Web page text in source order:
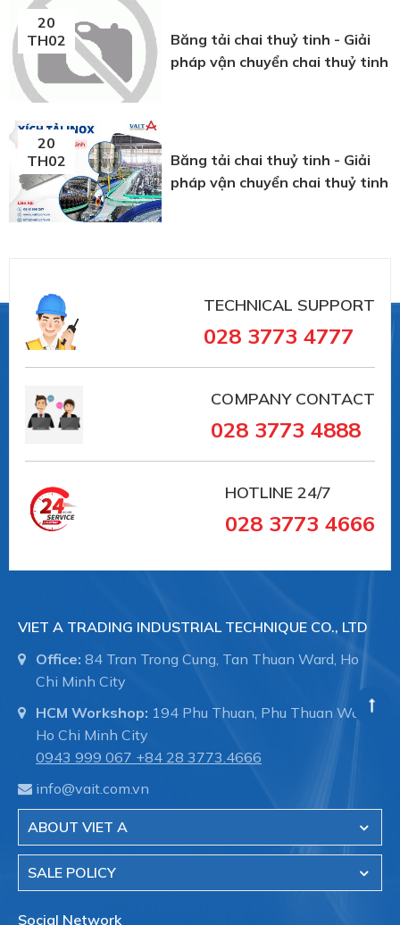
20
TH02
Băng tải chai thuỷ tinh - Giải
pháp vận chuyển chai thuỷ tinh
20
TH02
Băng tải chai thuỷ tinh - Giải
pháp vận chuyển chai thuỷ tinh
TECHNICAL SUPPORT
028 3773 4777
COMPANY CONTACT
028 3773 4888
HOTLINE 24/7
028 3773 4666
VIET A TRADING INDUSTRIAL TECHNIQUE CO., LTD
Office: 84 Tran Trong Cung, Tan Thuan Ward, Ho
Chi Minh City
HCM Workshop: 194 Phu Thuan, Phu Thuan Ward,
Ho Chi Minh City
0943 999 067 +84 28 3773.4666
info@vait.com.vn
ABOUT VIET A
SALE POLICY
Social Network